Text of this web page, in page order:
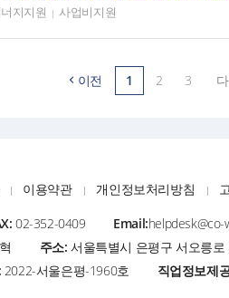
지지원 사업비지원
이전 1 2 3
이용약관 개인정보처리방침
02-352-0409 Email:helpdesk@co-
주소: 서울특별시 은평구 서오릉
2022-서울은평-1960호 직업정보제